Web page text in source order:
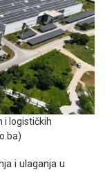
i logističkih
i ulaganja u